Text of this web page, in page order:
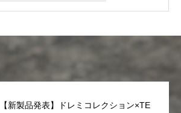
【新製品発表】ドレミコレクション×TE